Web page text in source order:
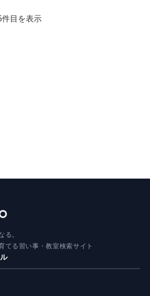
目を表示
。
てる習い事・教室検索サイト